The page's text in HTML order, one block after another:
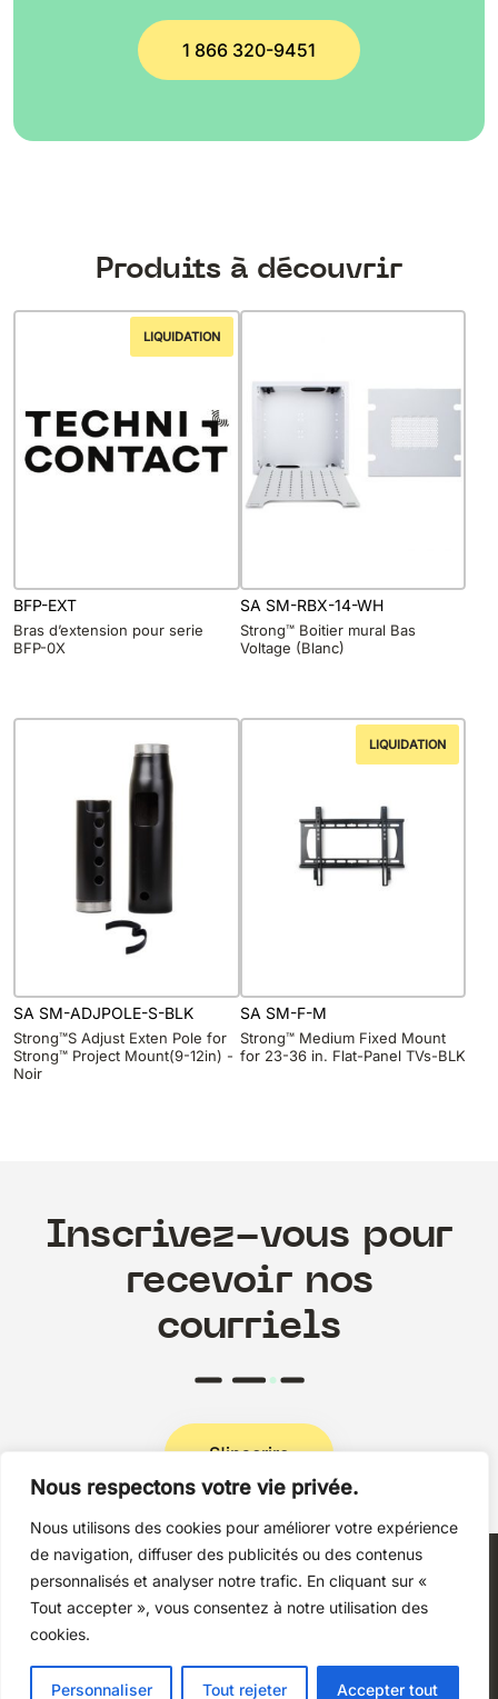
Nous respectons votre vie privée.
Nous utilisons des cookies pour améliorer votre expérience
de navigation, diffuser des publicités ou des contenus
personnalisés et analyser notre trafic. En cliquant sur «
Tout accepter », vous consentez à notre utilisation des
cookies.
Personnaliser Tout rejeter Accepter tout
1 866 320-9451
Produits à découvrir
LIQUIDATION
BFP-EXT
Bras d’extension pour serie
BFP-0X
SA SM-RBX-14-WH
Strong™ Boitier mural Bas
Voltage (Blanc)
SA SM-ADJPOLE-S-BLK
Strong™S Adjust Exten Pole for
Strong™ Project Mount(9-12in) -
Noir
LIQUIDATION
SA SM-F-M
Strong™ Medium Fixed Mount
for 23-36 in. Flat-Panel TVs-BLK
Inscrivez-vous pour
recevoir nos
courriels
S'inscrire
Politique de confidentialité
Tous droits réservés.